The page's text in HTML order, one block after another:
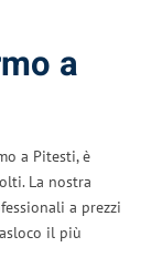
a
a Pitesti, è
La nostra
a prezzi
il più